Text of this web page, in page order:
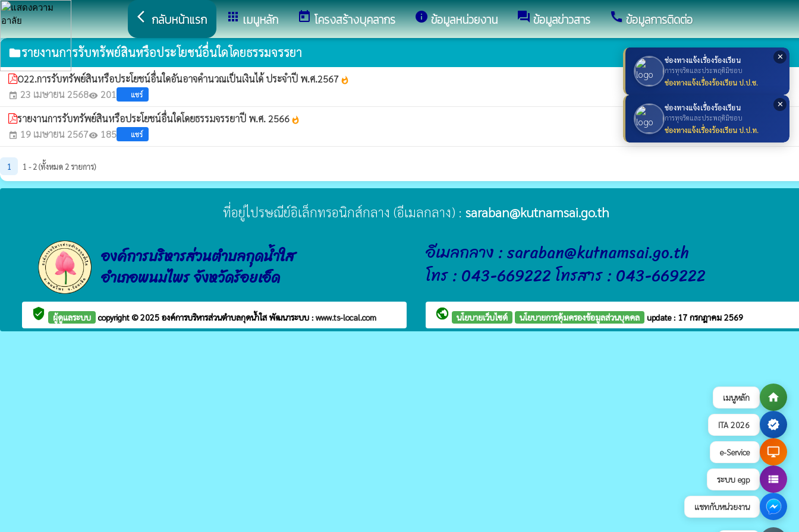
เมนูหลัก home
ITA 2026 verified
e-Service desktop_windows
ระบบ egp view_list
แชทกับหน่วยงาน
✕
ช่องทางแจ้งเรื่องร้องเรียน
การทุจริตและประพฤติมิชอบ
ช่องทางแจ้งเรื่องร้องเรียน ป.ป.ช.
✕
ช่องทางแจ้งเรื่องร้องเรียน
การทุจริตและประพฤติมิชอบ
ช่องทางแจ้งเรื่องร้องเรียน ป.ป.ท.
arrow_back_ios กลับหน้าแรก appsเมนูหลัก todayโครงสร้างบุคลากร infoข้อมูลหน่วยงาน forumข้อมูลข่าวสาร callข้อมูลการติดต่อ
folderรายงานการรับทรัพย์สินหรือประโยชน์อื่นใดโดยธรรมจรรยา
O22.การรับทรัพย์สินหรือประโยชน์อื่นใดอันอาจคำนวณเป็นเงินได้ ประจำปี พ.ศ.2567 whatshot
event 23 เมษายน 2568visibility 201 แชร์
รายงานการรับทรัพย์สินหรือประโยชน์อื่นใดโดยธรรมจรรยาปี พ.ศ. 2566 whatshot
event 19 เมษายน 2567visibility 185 แชร์
1 1 - 2 (ทั้งหมด 2 รายการ)
ที่อยู่ไปรษณีย์อิเล็กทรอนิกส์กลาง (อีเมลกลาง) : saraban@kutnamsai.go.th
องค์การบริหารส่วนตำบลกุดน้ำใส
อำเภอพนมไพร จังหวัดร้อยเอ็ด
อีเมลกลาง : saraban@kutnamsai.go.th
โทร : 043-669222 โทรสาร : 043-669222
verified_user ผู้ดูแลระบบ copyright © 2025 องค์การบริหารส่วนตำบลกุดน้ำใส พัฒนาระบบ : www.ts-local.com public นโยบายเว็บไซต์ นโยบายการคุ้มครองข้อมูลส่วนบุคคล update : 17 กรกฎาคม 2569